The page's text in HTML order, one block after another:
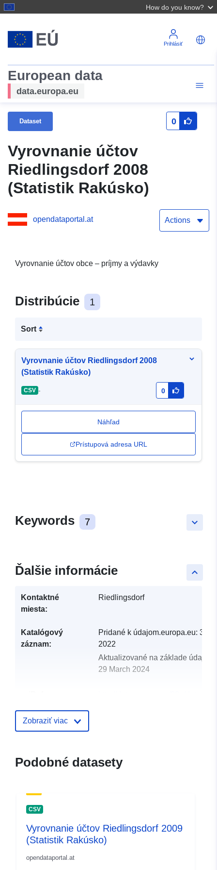
How do you know?
Prihlásiť
European data
data.europa.eu
Dataset 0
Vyrovnanie účtov
Riedlingsdorf 2008
(Statistik Rakúsko)
opendataportal.at Actions
Vyrovnanie účtov obce – príjmy a výdavky
Distribúcie 1
Sort
Vyrovnanie účtov Riedlingsdorf 2008
(Statistik Rakúsko)
CSV - 0
Náhľad
Prístupová adresa URL
keyboard_arrow_down
Keywords 7
keyboard_arrow_up
Ďalšie informácie
Kontaktné
miesta:
Riedlingsdorf
Katalógový
záznam:
Pridané k údajom.europa.eu: 30
2022
Aktualizované na základe
29 March 2024
Zobraziť viac
Podobné datasety
CSV
Vyrovnanie účtov Riedlingsdorf 2009
(Statistik Rakúsko)
opendataportal.at